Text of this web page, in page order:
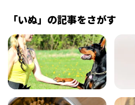
「いぬ」の記事をさがす
飼い方 健康